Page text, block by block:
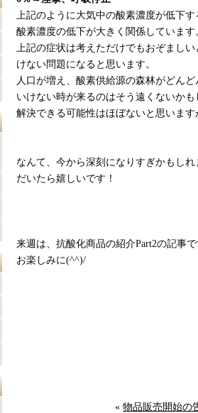
上記のように大気中の酸素濃度が低下
酸素濃度の低下が大きく関係しています
上記の症状は考えただけでもおぞまし
けない問題になると思います。
人口が増え、酸素供給源の森林がどん
いけない時が来るのはそう遠くないかも
解決できる可能性はほぼないと思いま
なんて、今から深刻になりすぎかもし
だいたら嬉しいです！
来週は、抗酸化商品の紹介Part2の記事で
お楽しみに(^^)/
« 物品販売開始の